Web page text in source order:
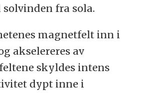
fra sola.
magnetfelt inn i
akselereres av
skyldes intens
dypt inne i